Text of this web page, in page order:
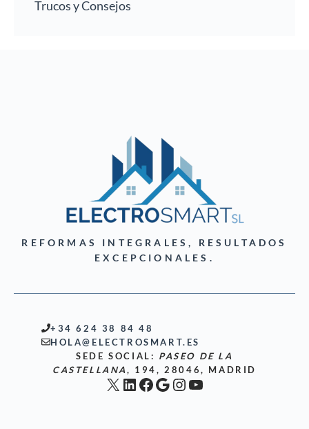
Trucos y Consejos
REFORMAS INTEGRALES, RESULTADOS
EXCEPCIONALES.
+34 624 38 84 48
HOLA@ELECTROSMART.ES
SEDE SOCIAL: PASEO DE LA
CASTELLANA, 194, 28046, MADRID
X LinkedIn
Facebook
Google
Instagram
YouTube